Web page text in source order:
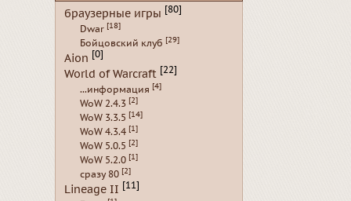
браузерные игры [80]
Dwar [18]
Бойцовский клуб [29]
Aion [0]
World of Warcraft [22]
...информация [4]
WoW 2.4.3 [2]
WoW 3.3.5 [14]
WoW 4.3.4 [1]
WoW 5.0.5 [2]
WoW 5.2.0 [1]
сразу 80 [2]
Lineage II [11]